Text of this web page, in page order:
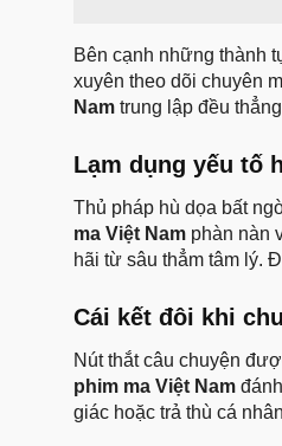
Bên cạnh những thành
xuyên theo dõi chuyên
Nam trung lập đều
Lạm dụng yếu tố
Thủ pháp hù dọa bất
ma Việt Nam phàn nàn
hãi từ sâu thẳm tâm lý.
Cái kết đôi khi
Nút thắt câu chuyện
phim ma Việt Nam
giác hoặc trả thù cá